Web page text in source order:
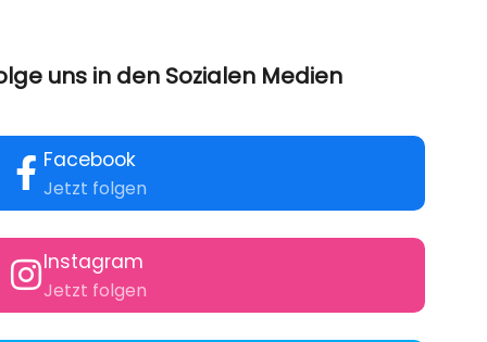
uns in den Sozialen Medien
Facebook
Jetzt folgen
Instagram
Jetzt folgen